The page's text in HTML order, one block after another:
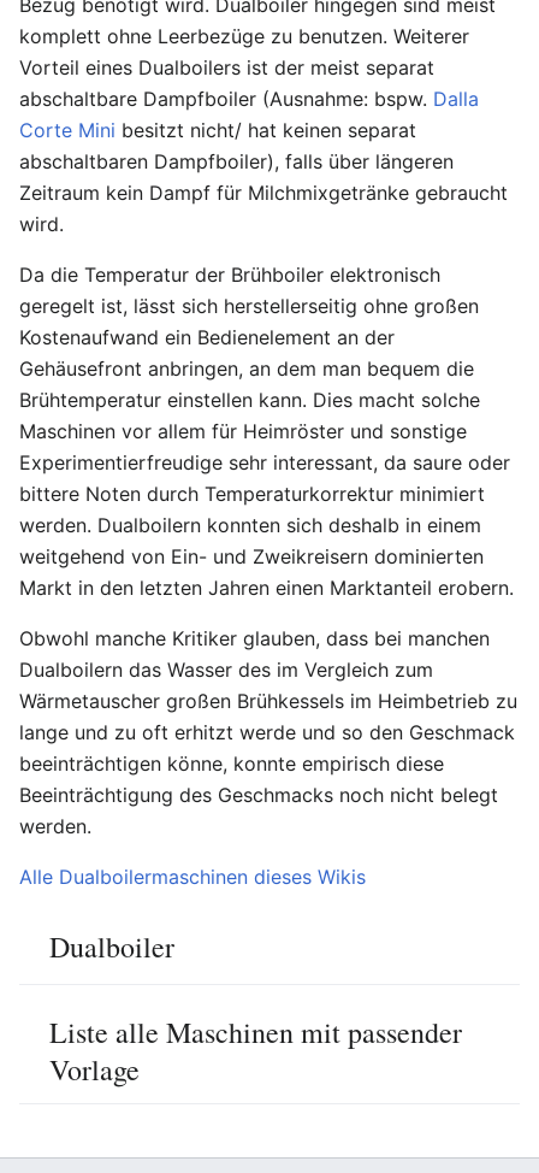
Bezug benötigt wird. Dualboiler hingegen sind meist
komplett ohne Leerbezüge zu benutzen. Weiterer
Vorteil eines Dualboilers ist der meist separat
abschaltbare Dampfboiler (Ausnahme: bspw. Dalla
Corte Mini besitzt nicht/ hat keinen separat
abschaltbaren Dampfboiler), falls über längeren
Zeitraum kein Dampf für Milchmixgetränke gebraucht
wird.
Da die Temperatur der Brühboiler elektronisch
geregelt ist, lässt sich herstellerseitig ohne großen
Kostenaufwand ein Bedienelement an der
Gehäusefront anbringen, an dem man bequem die
Brühtemperatur einstellen kann. Dies macht solche
Maschinen vor allem für Heimröster und sonstige
Experimentierfreudige sehr interessant, da saure oder
bittere Noten durch Temperaturkorrektur minimiert
werden. Dualboilern konnten sich deshalb in einem
weitgehend von Ein- und Zweikreisern dominierten
Markt in den letzten Jahren einen Marktanteil erobern.
Obwohl manche Kritiker glauben, dass bei manchen
Dualboilern das Wasser des im Vergleich zum
Wärmetauscher großen Brühkessels im Heimbetrieb zu
lange und zu oft erhitzt werde und so den Geschmack
beeinträchtigen könne, konnte empirisch diese
Beeinträchtigung des Geschmacks noch nicht belegt
werden.
Alle Dualboilermaschinen dieses Wikis
Dualboiler
Liste alle Maschinen mit passender
Vorlage